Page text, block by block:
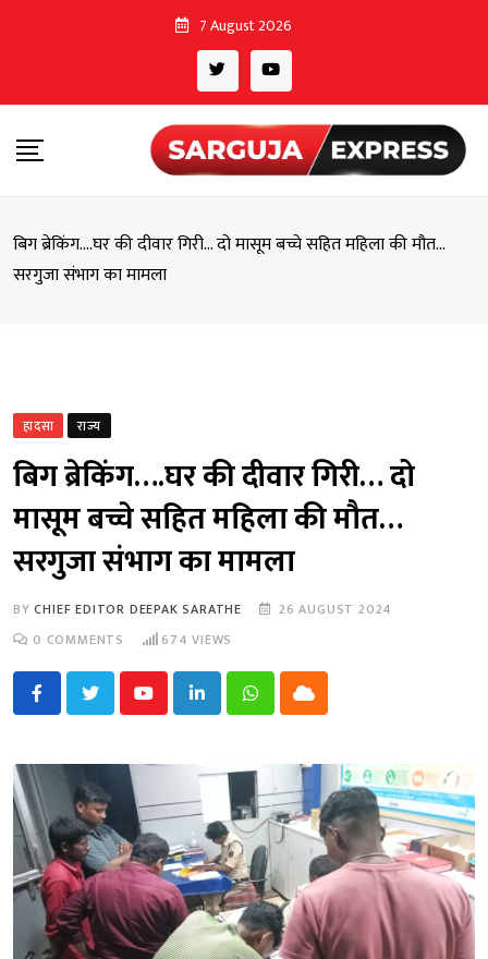
7 August 2026
बिग ब्रेकिंग….घर की दीवार गिरी… दो मासूम बच्चे सहित महिला की मौत…
सरगुजा संभाग का मामला
हादसा राज्य
बिग ब्रेकिंग….घर की दीवार गिरी… दो
मासूम बच्चे सहित महिला की मौत…
सरगुजा संभाग का मामला
BYCHIEF EDITOR DEEPAK SARATHE
26 AUGUST 2024
0 COMMENTS 674 VIEWS
YoutubeLinkedInWhatsappCloud